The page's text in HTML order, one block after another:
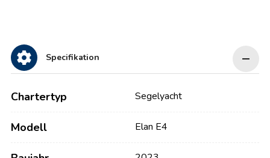
Specifikation
Chartertyp Segelyacht
Modell Elan E4